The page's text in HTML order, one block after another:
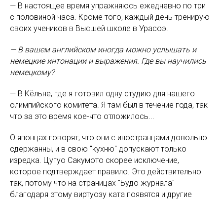
— В настоящее время упражняюсь ежедневно по три
с половиной часа. Кроме того, каждый день тренирую
своих учеников в Высшей школе в Урасоэ.
— В вашем английском иногда можно услышать и
немецкие интонации и выражения. Где вы научились
немецкому?
— В Кёльне, где я готовил одну студию для нашего
олимпийского комитета. Я там был в течение года, так
что за это время кое-что отложилось...
О японцах говорят, что они с иностранцами довольно
сдержанны, и в свою "кухню" допускают только
изредка. Цугуо Сакумото скорее исключение,
которое подтверждает правило. Это действительно
так, потому что на страницах "Будо журнала"
благодаря этому виртуозу ката появятся и другие